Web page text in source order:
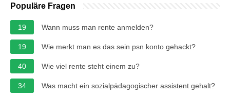
Populäre Fragen
19 Wann muss man rente anmelden?
19 Wie merkt man es das sein psn konto gehackt?
40 Wie viel rente steht einem zu?
34 Was macht ein sozialpädagogischer assistent gehalt?